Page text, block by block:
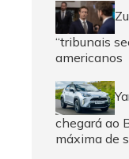
“tribunais
americanos
chegará ao
máxima de